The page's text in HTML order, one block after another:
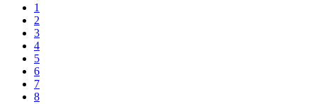
1
2
3
4
5
6
7
8